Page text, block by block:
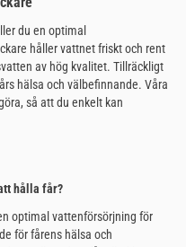
du en optimal
håller vattnet friskt och rent
av hög kvalitet. Tillräckligt
hälsa och välbefinnande. Våra
så att du enkelt kan
hålla får?
optimal vattenförsörjning för
för fårens hälsa och